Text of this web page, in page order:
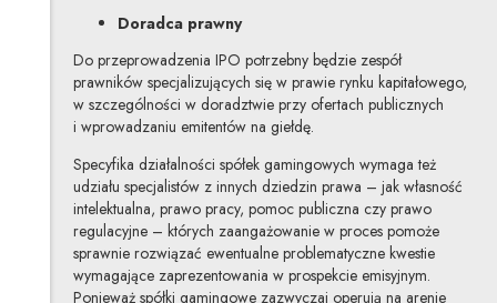
Doradca prawny
Do przeprowadzenia IPO potrzebny będzie zespół
prawników specjalizujących się w prawie rynku kapitałowego,
w szczególności w doradztwie przy ofertach publicznych
i wprowadzaniu emitentów na giełdę.
Specyfika działalności spółek gamingowych wymaga też
udziału specjalistów z innych dziedzin prawa – jak własność
intelektualna, prawo pracy, pomoc publiczna czy prawo
regulacyjne – których zaangażowanie w proces pomoże
sprawnie rozwiązać ewentualne problematyczne kwestie
wymagające zaprezentowania w prospekcie emisyjnym.
Ponieważ spółki gamingowe zazwyczaj operują na arenie